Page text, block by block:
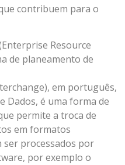
contribuem para o
Resource
de planeamento de
em português,
Dados, é uma forma de
permite a troca de
em formatos
processados por
por exemplo o